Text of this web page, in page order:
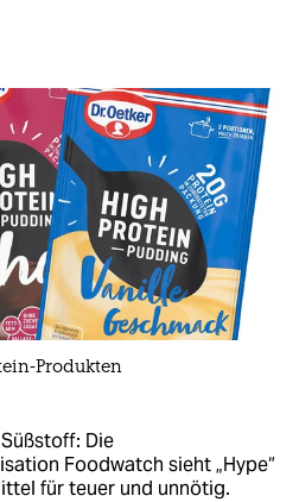
Produkten
Die
Foodwatch sieht „Hype“
für teuer und unnötig.